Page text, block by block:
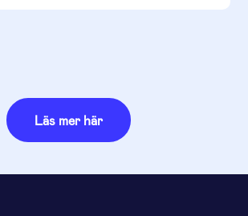
Läs mer här